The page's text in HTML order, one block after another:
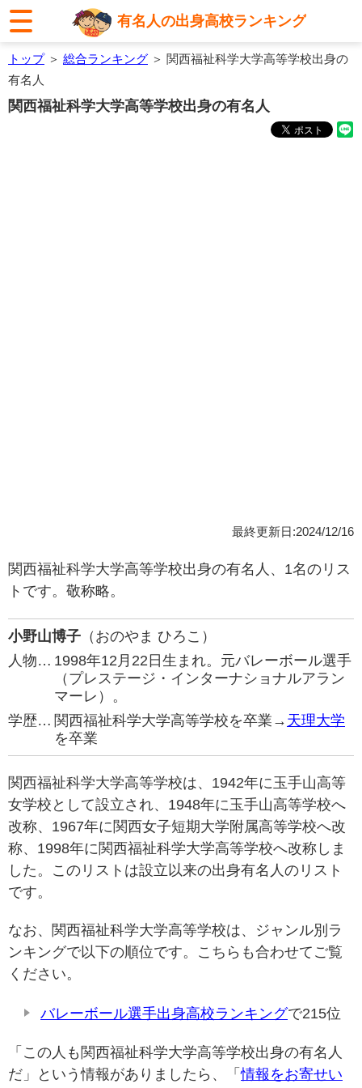
有名人の出身高校ランキング
トップ＞ 総合ランキング ＞ 関西福祉科学大学高等学校出身の
有名人
関西福祉科学大学高等学校出身の有名人
最終更新日:2024/12/16
関西福祉科学大学高等学校出身の有名人、1名のリス
トです。敬称略。
小野山博子 （おのやま ひろこ）
人物… 1998年12月22日生まれ。元バレーボール選手
（プレステージ・インターナショナルアラン
マーレ）。
学歴… 関西福祉科学大学高等学校を卒業→ 天理大学
を卒業
関西福祉科学大学高等学校は、1942年に玉手山高等
女学校として設立され、1948年に玉手山高等学校へ
改称、1967年に関西女子短期大学附属高等学校へ改
称、1998年に関西福祉科学大学高等学校へ改称しま
した。このリストは設立以来の出身有名人のリスト
です。
なお、関西福祉科学大学高等学校は、ジャンル別ラ
ンキングで以下の順位です。こちらも合わせてご覧
ください。
バレーボール選手出身高校ランキングで215位
「この人も関西福祉科学大学高等学校出身の有名人
だ」という情報がありましたら、「情報をお寄せい